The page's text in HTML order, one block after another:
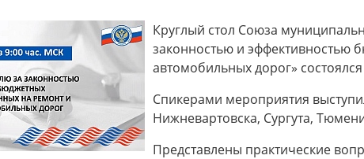
Круглый стол Союза
законностью и эффективностью
автомобильных дорог»
Спикерами мероприятия
Нижневартовска, Сургута,
Представлены практические